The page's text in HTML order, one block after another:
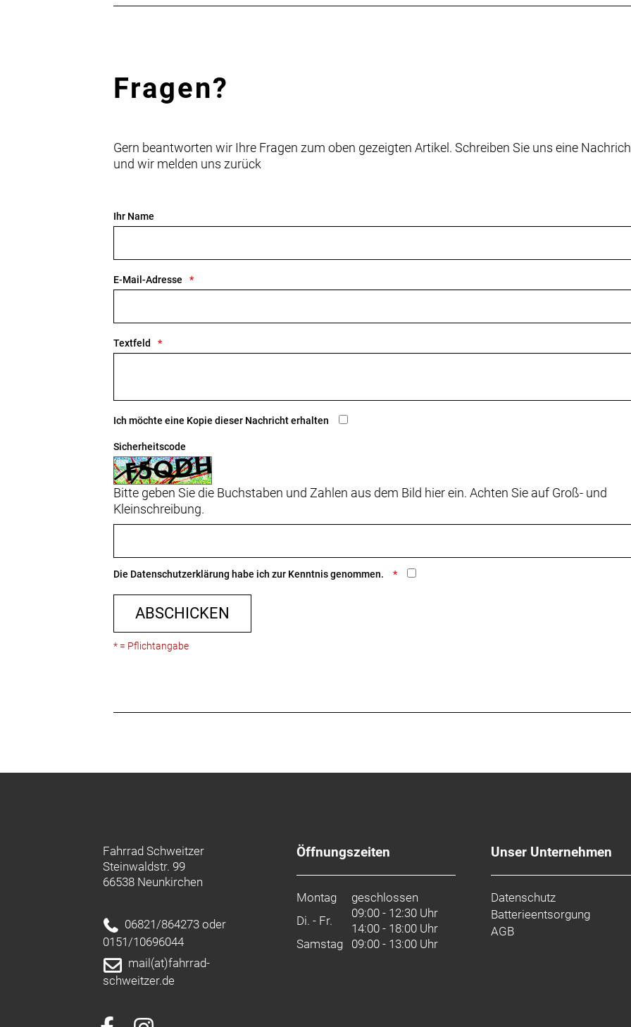
Fragen?
Gern beantworten wir Ihre Fragen zum oben gezeigten Artikel. Schreiben Sie uns eine
und wir melden uns zurück
Ihr Name
E-Mail-Adresse
Textfeld
Ich möchte eine Kopie dieser Nachricht erhalten
Sicherheitscode
Bitte geben Sie die Buchstaben und Zahlen aus dem Bild hier ein. Achten Sie auf Groß- und
Kleinschreibung.
Die Datenschutzerklärung habe ich zur Kenntnis genommen.
ABSCHICKEN
* = Pflichtangabe
Fahrrad Schweitzer
Steinwaldstr. 99
66538 Neunkirchen
06821/864273 oder
0151/10696044
mail(at)fahrrad-
schweitzer.de
Öffnungszeiten
Montag
geschlossen
Di. - Fr.
09:00 - 12:30 Uhr
14:00 - 18:00 Uhr
Samstag 09:00 - 13:00 Uhr
Unser Unternehmen
Datenschutz
Batterieentsorgung
AGB